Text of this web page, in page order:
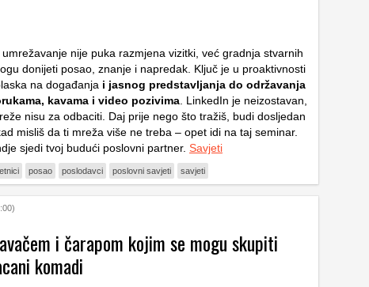
nije puka razmjena vizitki, već gradnja stvarnih
donijeti posao, znanje i napredak. Ključ je u proaktivnosti
na događanja i jasnog predstavljanja do održavanja
kavama i video pozivima . LinkedIn je neizostavan,
nisu za odbaciti. Daj prije nego što tražiš, budi dosljedan
misliš da ti mreža više ne treba – opet idi na taj seminar.
sjedi tvoj budući poslovni partner. Savjeti
posao poslodavci poslovni savjeti savjeti
i čarapom kojim se mogu skupiti
komadi